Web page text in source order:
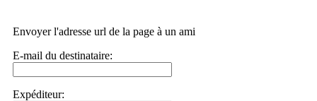
Envoyer l'adresse url de la page à un ami
E-mail du destinataire:
Expéditeur: